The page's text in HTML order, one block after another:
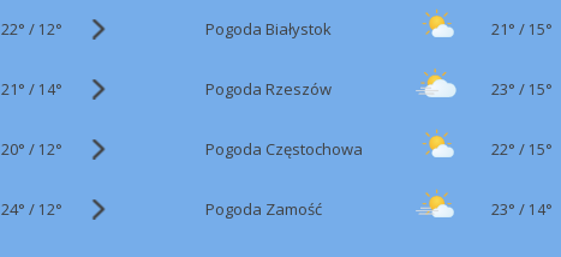
22° / 12° Pogoda Białystok 21° / 15°
21° / 14° Pogoda Rzeszów 23° / 15°
20° / 12° Pogoda Częstochowa 22° / 15°
24° / 12° Pogoda Zamość 23° / 14°